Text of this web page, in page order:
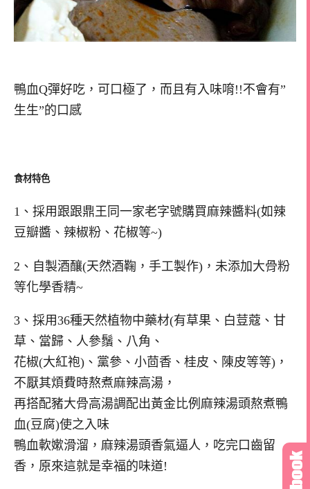
鴨血Q彈好吃，可口極了，而且有入味唷!!不會有”
生生”的口感
食材特色
1、採用跟跟鼎王同一家老字號購買麻辣醬料(如辣
豆瓣醬、辣椒粉、花椒等~)
2、自製酒釀(天然酒鞠，手工製作)，未添加大骨粉
等化學香精~
3、採用36種天然植物中藥材(有草果、白荳蔻、甘
草、當歸、人參鬚、八角、
花椒(大紅袍)、黨參、小茴香、桂皮、陳皮等等)，
不厭其煩費時熬煮麻辣高湯，
再搭配豬大骨高湯調配出黃金比例麻辣湯頭熬煮鴨
血(豆腐)使之入味
鴨血軟嫰滑溜，麻辣湯頭香氣逼人，吃完口齒留
香，原來這就是幸福的味道!